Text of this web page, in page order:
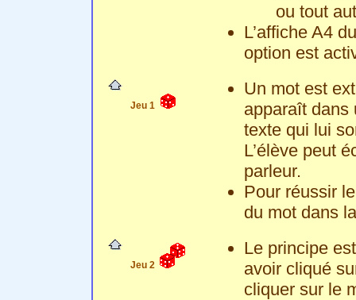
ou tout
L’affiche A4
option est
Jeu 1
Un mot est
apparaît dans
texte qui lui
L’élève peut
parleur.
Pour réussir
du mot dans
Jeu 2
Le principe
avoir cliqué
cliquer sur le